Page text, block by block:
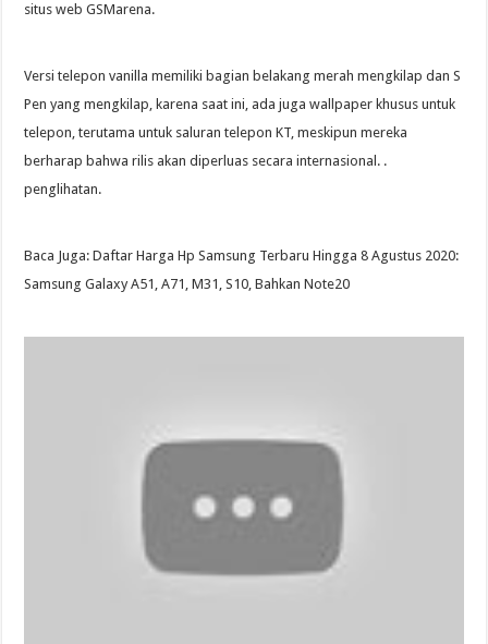
situs web GSMarena.
Versi telepon vanilla memiliki bagian belakang merah mengkilap dan S
Pen yang mengkilap, karena saat ini, ada juga wallpaper khusus untuk
telepon, terutama untuk saluran telepon KT, meskipun mereka
berharap bahwa rilis akan diperluas secara internasional. .
penglihatan.
Baca Juga: Daftar Harga Hp Samsung Terbaru Hingga 8 Agustus 2020:
Samsung Galaxy A51, A71, M31, S10, Bahkan Note20